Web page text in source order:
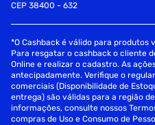
CEP 38400 - 632
*O Cashback é válido para produtos
Para resgatar o cashback o cliente
Online e realizar o cadastro. As
antecipadamente. Verifique o
comerciais (Disponibilidade de
entrega) são válidas para a região
informações, consulte nossos
compras de Uso e Consumo de